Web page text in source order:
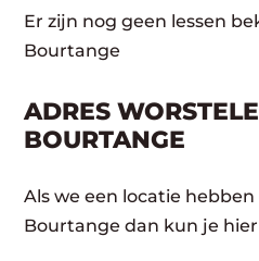
Er zijn nog geen lessen
Bourtange
ADRES
BOURTANGE
Als we een locatie
Bourtange dan kun je